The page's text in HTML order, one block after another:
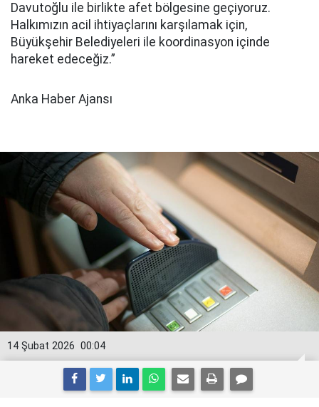
Davutoğlu ile birlikte afet bölgesine geçiyoruz.
Halkımızın acil ihtiyaçlarını karşılamak için,
Büyükşehir Belediyeleri ile koordinasyon içinde
hareket edeceğiz.”
Anka Haber Ajansı
00:04
14 Şubat 2026